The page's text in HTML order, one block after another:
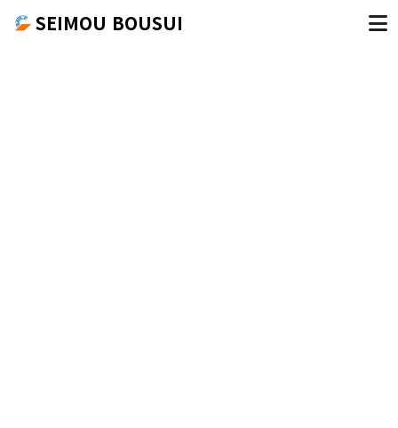
SEIMOU BOUSUI